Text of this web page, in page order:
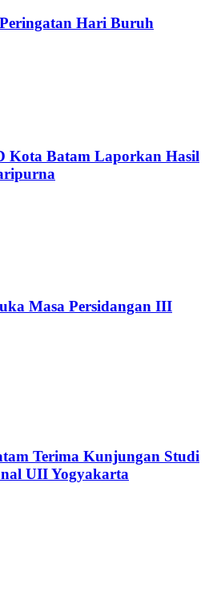
Hari Buruh
Kota Batam Laporkan Hasil
Masa Persidangan III
Terima Kunjungan Studi
UII Yogyakarta